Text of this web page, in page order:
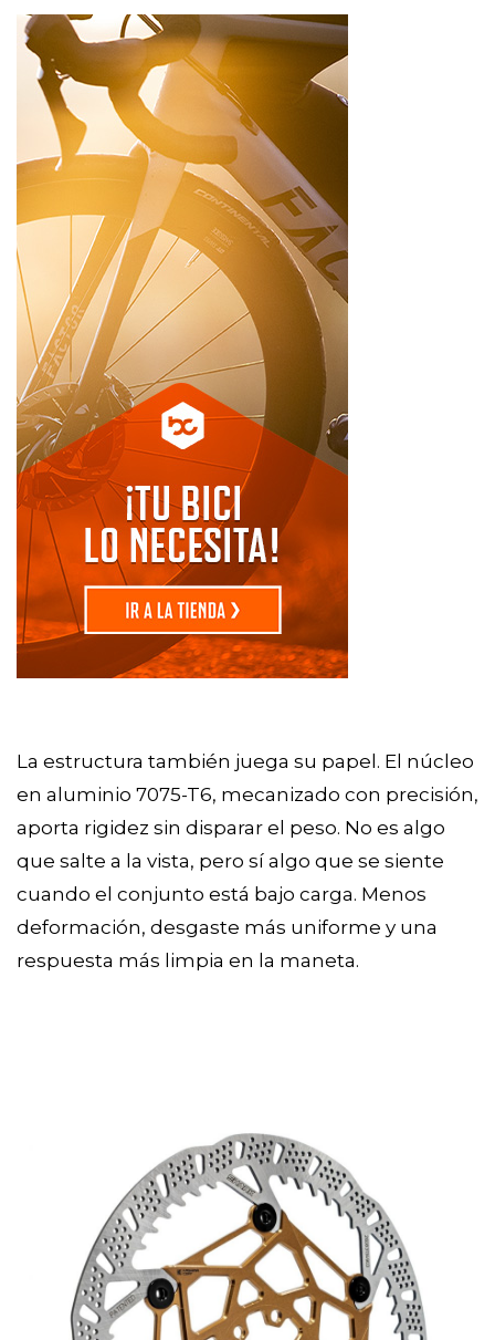
La estructura también juega su papel. El núcleo
en aluminio 7075-T6, mecanizado con precisión,
aporta rigidez sin disparar el peso. No es algo
que salte a la vista, pero sí algo que se siente
cuando el conjunto está bajo carga. Menos
deformación, desgaste más uniforme y una
respuesta más limpia en la maneta.